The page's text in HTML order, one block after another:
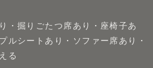
・掘りごたつ席あり・座椅子あ
ルシートあり・ソファー席あり・
る